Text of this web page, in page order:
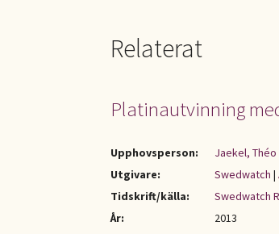
Relaterat
Platinautvinning
Upphovsperson:
Jaekel, Théo
Utgivare:
Swedwatch |
Tidskrift/källa:
Swedwatch
År:
2013